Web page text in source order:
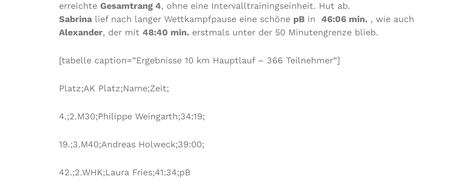
erreichte Gesamtrang 4, ohne eine Intervalltrainingseinheit. Hut ab.
Sabrinalief nach langer Wettkampfpause eine schöne pB in 46:06 min. , wie auch
Alexander, der mit 48:40 min. erstmals unter der 50 Minutengrenze blieb.
[tabelle caption=”Ergebnisse 10 km Hauptlauf – 366 Teilnehmer”]
Platz;AK Platz;Name;Zeit;
4.;2.M30;Philippe Weingarth;34:19;
19.;3.M40;Andreas Holweck;39:00;
42.;2.WHK;Laura Fries;41:34;pB